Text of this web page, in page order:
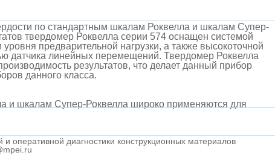
по стандартным шкалам Роквелла и шкалам Супер-
твердомер Роквелла серии 574 оснащен системой
предварительной нагрузки, а также высокоточной
датчика линейных перемещений. Твердомер Роквелла
результатов, что делает данный прибор
данного класса.
и шкалам Супер-Роквелла широко применяются для
и оперативной диагностики конструкционных материалов